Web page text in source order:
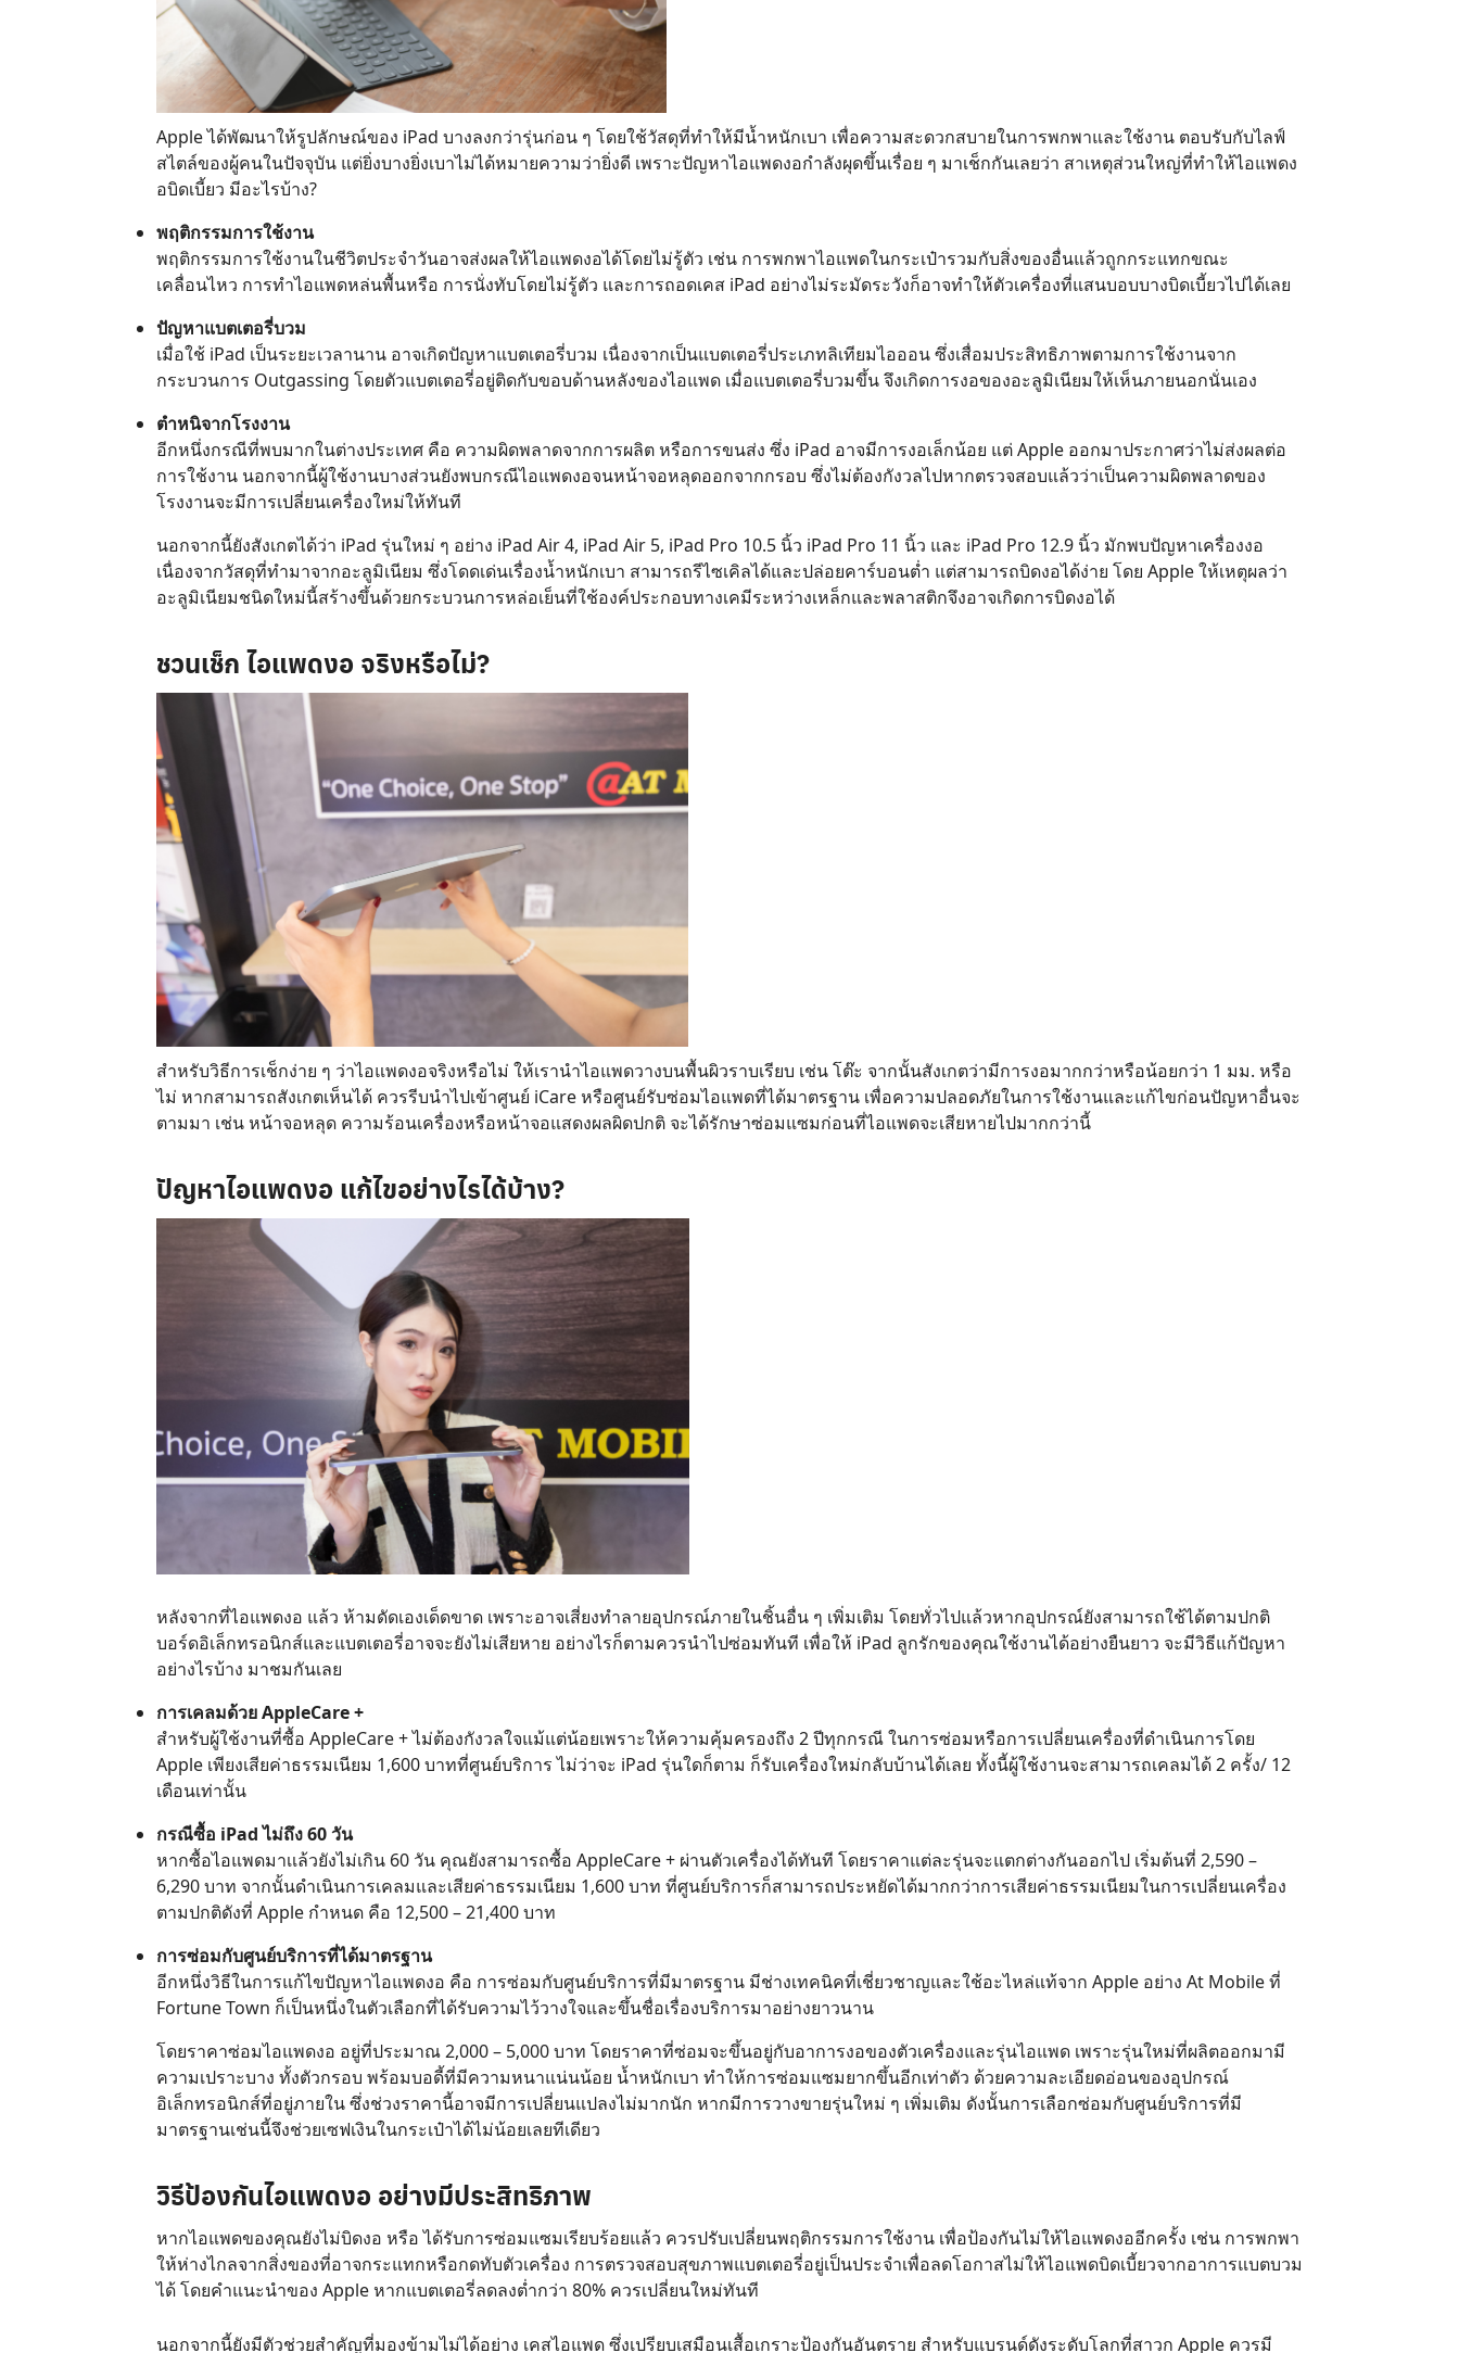
for:
Apple ได้พัฒนาให้รูปลักษณ์ของ iPad บางลงกว่ารุ่นก่อน ๆ โดยใช้วัสดุที่ทำให้มีน้ำหนักเบา เพื่อความสะดวกสบายในการพกพาและใช้งาน ตอบรับกับไลฟ์
สไตล์ของผู้คนในปัจจุบัน แต่ยิ่งบางยิ่งเบาไม่ได้หมายความว่ายิ่งดี เพราะปัญหาไอแพดงอกำลังผุดขึ้นเรื่อย ๆ มาเช็กกันเลยว่า สาเหตุส่วนใหญ่ที่ทำให้ไอแพดง
อบิดเบี้ยว มีอะไรบ้าง?
พฤติกรรมการใช้งาน
พฤติกรรมการใช้งานในชีวิตประจำวันอาจส่งผลให้ไอแพดงอได้โดยไม่รู้ตัว เช่น การพกพาไอแพดในกระเป๋ารวมกับสิ่งของอื่นแล้วถูกกระแทกขณะ
เคลื่อนไหว การทำไอแพดหล่นพื้นหรือ การนั่งทับโดยไม่รู้ตัว และการถอดเคส iPad อย่างไม่ระมัดระวังก็อาจทำให้ตัวเครื่องที่แสนบอบบางบิดเบี้ยวไปได้เลย
ปัญหาแบตเตอรี่บวม
เมื่อใช้ iPad เป็นระยะเวลานาน อาจเกิดปัญหาแบตเตอรี่บวม เนื่องจากเป็นแบตเตอรี่ประเภทลิเทียมไอออน ซึ่งเสื่อมประสิทธิภาพตามการใช้งานจาก
กระบวนการ Outgassing โดยตัวแบตเตอรี่อยู่ติดกับขอบด้านหลังของไอแพด เมื่อแบตเตอรี่บวมขึ้น จึงเกิดการงอของอะลูมิเนียมให้เห็นภายนอกนั่นเอง
ตำหนิจากโรงงาน
อีกหนึ่งกรณีที่พบมากในต่างประเทศ คือ ความผิดพลาดจากการผลิต หรือการขนส่ง ซึ่ง iPad อาจมีการงอเล็กน้อย แต่ Apple ออกมาประกาศว่าไม่ส่งผลต่อ
การใช้งาน นอกจากนี้ผู้ใช้งานบางส่วนยังพบกรณีไอแพดงอจนหน้าจอหลุดออกจากกรอบ ซึ่งไม่ต้องกังวลไปหากตรวจสอบแล้วว่าเป็นความผิดพลาดของ
โรงงานจะมีการเปลี่ยนเครื่องใหม่ให้ทันที
นอกจากนี้ยังสังเกตได้ว่า iPad รุ่นใหม่ ๆ อย่าง iPad Air 4, iPad Air 5, iPad Pro 10.5 นิ้ว iPad Pro 11 นิ้ว และ iPad Pro 12.9 นิ้ว มักพบปัญหาเครื่องงอ
เนื่องจากวัสดุที่ทำมาจากอะลูมิเนียม ซึ่งโดดเด่นเรื่องน้ำหนักเบา สามารถรีไซเคิลได้และปล่อยคาร์บอนต่ำ แต่สามารถบิดงอได้ง่าย โดย Apple ให้เหตุผลว่า
อะลูมิเนียมชนิดใหม่นี้สร้างขึ้นด้วยกระบวนการหล่อเย็นที่ใช้องค์ประกอบทางเคมีระหว่างเหล็กและพลาสติกจึงอาจเกิดการบิดงอได้
ชวนเช็กไอแพดงอ จริงหรือไม่?
สำหรับวิธีการเช็กง่าย ๆ ว่าไอแพดงอจริงหรือไม่ ให้เรานำไอแพดวางบนพื้นผิวราบเรียบ เช่น โต๊ะ จากนั้นสังเกตว่ามีการงอมากกว่าหรือน้อยกว่า 1 มม. หรือ
ไม่ หากสามารถสังเกตเห็นได้ ควรรีบนำไปเข้าศูนย์ iCare หรือศูนย์รับซ่อมไอแพดที่ได้มาตรฐาน เพื่อความปลอดภัยในการใช้งานและแก้ไขก่อนปัญหาอื่นจะ
ตามมา เช่น หน้าจอหลุด ความร้อนเครื่องหรือหน้าจอแสดงผลผิดปกติ จะได้รักษาซ่อมแซมก่อนที่ไอแพดจะเสียหายไปมากกว่านี้
ปัญหาไอแพดงอ แก้ไขอย่างไรได้บ้าง?
หลังจากที่ไอแพดงอ แล้ว ห้ามดัดเองเด็ดขาด เพราะอาจเสี่ยงทำลายอุปกรณ์ภายในชิ้นอื่น ๆ เพิ่มเติม โดยทั่วไปแล้วหากอุปกรณ์ยังสามารถใช้ได้ตามปกติ
บอร์ดอิเล็กทรอนิกส์และแบตเตอรี่อาจจะยังไม่เสียหาย อย่างไรก็ตามควรนำไปซ่อมทันที เพื่อให้ iPad ลูกรักของคุณใช้งานได้อย่างยืนยาว จะมีวิธีแก้ปัญหา
อย่างไรบ้าง มาชมกันเลย
การเคลมด้วย AppleCare +
สำหรับผู้ใช้งานที่ซื้อ AppleCare + ไม่ต้องกังวลใจแม้แต่น้อยเพราะให้ความคุ้มครองถึง 2 ปีทุกกรณี ในการซ่อมหรือการเปลี่ยนเครื่องที่ดำเนินการโดย
Apple เพียงเสียค่าธรรมเนียม 1,600 บาทที่ศูนย์บริการ ไม่ว่าจะ iPad รุ่นใดก็ตาม ก็รับเครื่องใหม่กลับบ้านได้เลย ทั้งนี้ผู้ใช้งานจะสามารถเคลมได้ 2 ครั้ง/ 12
เดือนเท่านั้น
กรณีซื้อ iPad ไม่ถึง 60 วัน
หากซื้อไอแพดมาเเล้วยังไม่เกิน 60 วัน คุณยังสามารถซื้อ AppleCare + ผ่านตัวเครื่องได้ทันที โดยราคาแต่ละรุ่นจะแตกต่างกันออกไป เริ่มต้นที่ 2,590 –
6,290 บาท จากนั้นดำเนินการเคลมและเสียค่าธรรมเนียม 1,600 บาท ที่ศูนย์บริการก็สามารถประหยัดได้มากกว่าการเสียค่าธรรมเนียมในการเปลี่ยนเครื่อง
ตามปกติดังที่ Apple กำหนด คือ 12,500 – 21,400 บาท
การซ่อมกับศูนย์บริการที่ได้มาตรฐาน
อีกหนึ่งวิธีในการแก้ไขปัญหาไอแพดงอ คือ การซ่อมกับศูนย์บริการที่มีมาตรฐาน มีช่างเทคนิคที่เชี่ยวชาญและใช้อะไหล่แท้จาก Apple อย่าง At Mobile ที่
Fortune Town ก็เป็นหนึ่งในตัวเลือกที่ได้รับความไว้วางใจและขึ้นชื่อเรื่องบริการมาอย่างยาวนาน
โดยราคาซ่อมไอแพดงอ อยู่ที่ประมาณ 2,000 – 5,000 บาท โดยราคาที่ซ่อมจะขึ้นอยู่กับอาการงอของตัวเครื่องและรุ่นไอแพด เพราะรุ่นใหม่ที่ผลิตออกมามี
ความเปราะบาง ทั้งตัวกรอบ พร้อมบอดี้ที่มีความหนาแน่นน้อย น้ำหนักเบา ทำให้การซ่อมแซมยากขึ้นอีกเท่าตัว ด้วยความละเอียดอ่อนของอุปกรณ์
อิเล็กทรอนิกส์ที่อยู่ภายใน ซึ่งช่วงราคานี้อาจมีการเปลี่ยนแปลงไม่มากนัก หากมีการวางขายรุ่นใหม่ ๆ เพิ่มเติม ดังนั้นการเลือกซ่อมกับศูนย์บริการที่มี
มาตรฐานเช่นนี้จึงช่วยเซฟเงินในกระเป๋าได้ไม่น้อยเลยทีเดียว
วิธีป้องกันไอแพดงอ อย่างมีประสิทธิภาพ
หากไอแพดของคุณยังไม่บิดงอ หรือ ได้รับการซ่อมแซมเรียบร้อยแล้ว ควรปรับเปลี่ยนพฤติกรรมการใช้งาน เพื่อป้องกันไม่ให้ไอแพดงออีกครั้ง เช่น การพกพา
ให้ห่างไกลจากสิ่งของที่อาจกระแทกหรือกดทับตัวเครื่อง การตรวจสอบสุขภาพแบตเตอรี่อยู่เป็นประจำเพื่อลดโอกาสไม่ให้ไอแพดบิดเบี้ยวจากอาการแบตบวม
ได้ โดยคำแนะนำของ Apple หากแบตเตอรี่ลดลงต่ำกว่า 80% ควรเปลี่ยนใหม่ทันที
นอกจากนี้ยังมีตัวช่วยสำคัญที่มองข้ามไม่ได้อย่าง เคสไอแพด ซึ่งเปรียบเสมือนเสื้อเกราะป้องกันอันตราย สำหรับแบรนด์ดังระดับโลกที่สาวก Apple ควรมี